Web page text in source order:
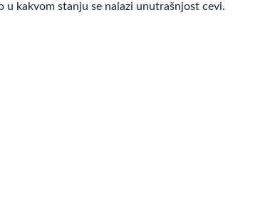
u kakvom stanju se nalazi unutrašnjost cevi.